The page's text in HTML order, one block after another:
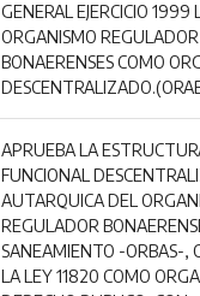
GENERAL EJERCICIO 1999
ORGANISMO
BONAERENSES COMO
APRUEBA LA
FUNCIONAL
AUTARQUICA DEL
REGULADOR
SANEAMIENTO -ORBAS-,
LA LEY 11820 COMO